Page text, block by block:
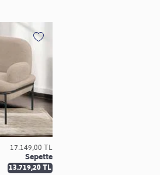
17.149,00 TL
Sepette
13.719,20 TL